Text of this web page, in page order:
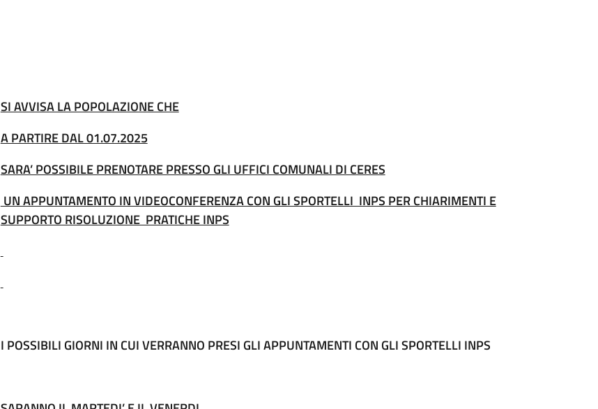
SI AVVISA LA POPOLAZIONE CHE
A PARTIRE DAL 01.07.2025
SARA’ POSSIBILE PRENOTARE PRESSO GLI UFFICI COMUNALI DI CERES
UN APPUNTAMENTO IN VIDEOCONFERENZA CON GLI SPORTELLI INPS PER CHIARIMENTI E
SUPPORTO RISOLUZIONE PRATICHE INPS
I POSSIBILI GIORNI IN CUI VERRANNO PRESI GLI APPUNTAMENTI CON GLI SPORTELLI INPS